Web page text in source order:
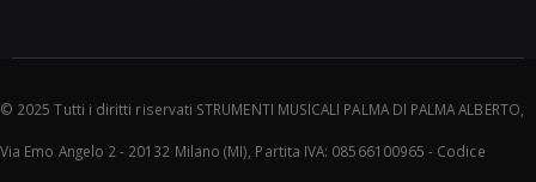
© 2025 Tutti i diritti riservati STRUMENTI MUSICALI PALMA DI PALMA ALBERTO,
Via Emo Angelo 2 - 20132 Milano (MI), Partita IVA: 08566100965 - Codice